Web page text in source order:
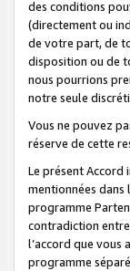
des conditions
(directement ou
de votre part, de
disposition ou de
nous pourrions
notre seule
Vous ne pouvez
réserve de cette
Le présent Accord
mentionnées
programme
contradiction
l’accord que vous
programme